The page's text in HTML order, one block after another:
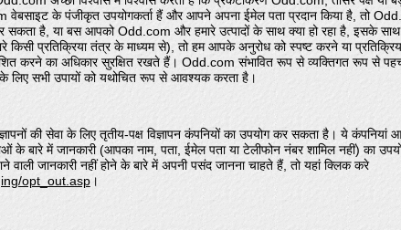
के पंजीकृत उपयोगकर्ता हैं और आपने अपना ईमेल पता प्रदान किया है, तो
है, या बस आपको Odd.com और हमारे उत्पादों के साथ क्या हो रहा है, इसके
प्रतिक्रिया तंत्र के माध्यम से), तो हम आपके अनुरोध को स्पष्ट करने या
करने का अधिकार सुरक्षित रखते हैं। Odd.com संभावित रूप से व्यक्तिगत रूप से
लिए सभी उपायों को यथोचित रूप से आवश्यक करता है।
की सेवा के लिए तृतीय-पक्ष विज्ञापन कंपनियों का उपयोग कर सकता है। ये
के बारे में जानकारी (आपका नाम, पता, ईमेल पता या टेलीफोन नंबर शामिल नहीं) का
वाली जानकारी नहीं होने के बारे में अपनी पसंद जानना चाहते हैं, तो यहां क्लिक करे
opt_out.asp।